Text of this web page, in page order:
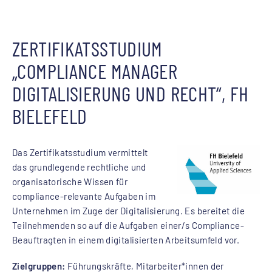
ZERTIFIKATSSTUDIUM
„COMPLIANCE MANAGER
DIGITALISIERUNG UND RECHT“, FH
BIELEFELD
Das Zertifikatsstudium vermittelt
das grundlegende rechtliche und
organisatorische Wissen für
compliance-relevante Aufgaben im
Unternehmen im Zuge der Digitalisierung. Es bereitet die
Teilnehmenden so auf die Aufgaben einer/s Compliance-
Beauftragten in einem digitalisierten Arbeitsumfeld vor.
Zielgruppen: Führungskräfte, Mitarbeiter*innen der